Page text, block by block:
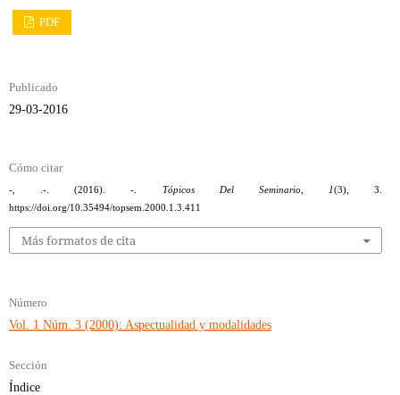
PDF
Publicado
29-03-2016
Cómo citar
-, .-. (2016). -. Tópicos Del Seminario, 1(3), 3.
https://doi.org/10.35494/topsem.2000.1.3.411
Más formatos de cita
Número
Vol. 1 Núm. 3 (2000): Aspectualidad y modalidades
Sección
Índice